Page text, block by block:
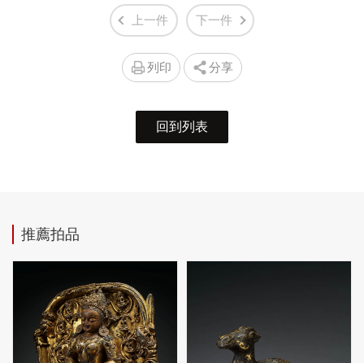
上一件 下一件
列印 分享
回到列表
推薦拍品